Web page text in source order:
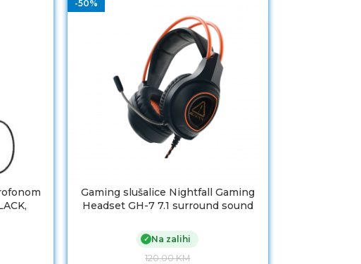
-50%
Gaming slušalice Nightfall Gaming
Headset GH-7 7.1 surround sound
✓ Na zalihi
120.00KM